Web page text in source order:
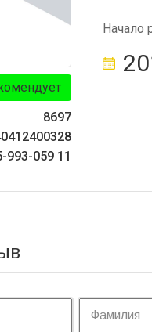
8697
993-059 11
Начало